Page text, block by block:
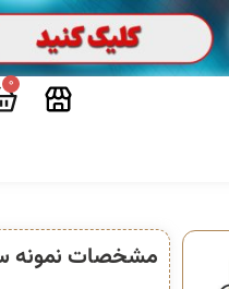
0
مشخصات نمونه